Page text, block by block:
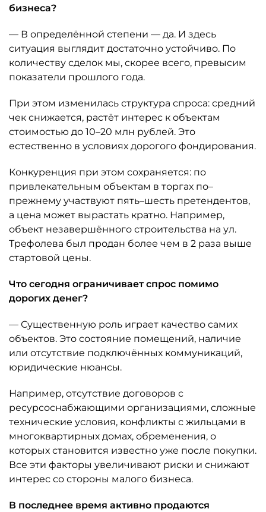
бизнеса?
— В определённой степени — да. И здесь
ситуация выглядит достаточно устойчиво. По
количеству сделок мы, скорее всего, превысим
показатели прошлого года.
При этом изменилась структура спроса: средний
чек снижается, растёт интерес к объектам
стоимостью до 10–20 млн рублей. Это
естественно в условиях дорогого фондирования.
Конкуренция при этом сохраняется: по
привлекательным объектам в торгах по–
прежнему участвуют пять–шесть претендентов,
а цена может вырастать кратно. Например,
объект незавершённого строительства на ул.
Трефолева был продан более чем в 2 раза выше
стартовой цены.
Что сегодня ограничивает спрос помимо
дорогих денег?
— Существенную роль играет качество самих
объектов. Это состояние помещений, наличие
или отсутствие подключённых коммуникаций,
юридические нюансы.
Например, отсутствие договоров с
ресурсоснабжающими организациями, сложные
технические условия, конфликты с жильцами в
многоквартирных домах, обременения, о
которых становится известно уже после покупки.
Все эти факторы увеличивают риски и снижают
интерес со стороны малого бизнеса.
В последнее время активно продаются